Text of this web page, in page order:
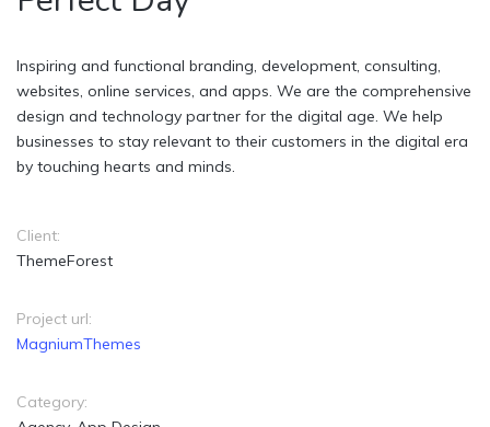
Inspiring and functional branding, development, consulting,
websites, online services, and apps. We are the comprehensive
design and technology partner for the digital age. We help
businesses to stay relevant to their customers in the digital era
by touching hearts and minds.
Client:
ThemeForest
Project url:
MagniumThemes
Category: